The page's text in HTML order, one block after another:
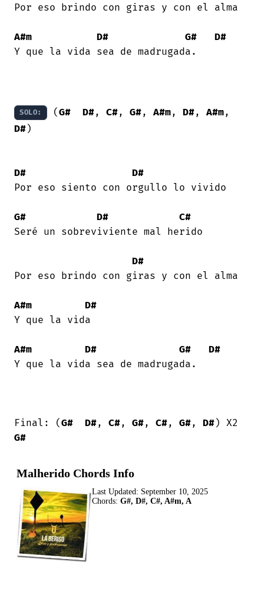
Por eso brindo con giras y con el alma
A#m D# G#
D#
Y que la vida sea de madrugada.
SOLO: (G# D#, C#, G#, A#m, D#, A#m
D#)
D#
D#
Por eso siento con orgullo lo vivido
G# D#
C#
Seré un sobreviviente mal herido
D#
Por eso brindo con giras y con el alma
A#m
D#
Y que la vida
A#m D# G#
D#
Y que la vida sea de madrugada.
Final: (G# D#, C#, G#, C#, G#, D#
G#
Malherido Chords Info
Last Updated: September 10, 2025
Chords: G#, D#, C#, A#m, A